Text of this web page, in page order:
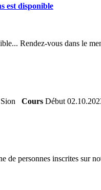
est disponible
Rendez-vous dans le
Sion Cours Début
de personnes inscrites sur